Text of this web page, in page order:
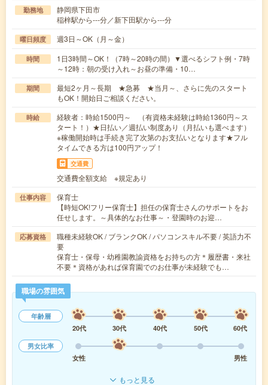
勤務地
静岡県下田市
稲梓駅から---分／新下田駅から---分
曜日頻度 週3日～OK（月～金）
時間
1日3時間～OK！（7時～20時の間）▼選べるシフト例・7時
～12時：朝の受け入れ～お昼の準備・10…
期間
最短2ヶ月～長期 ★急募 ★当月～、さらに先のスタート
もOK！開始日ご相談ください。
時給
経験者：時給1500円～ （有資格未経験は時給1360円～ス
タート！）★日払い／週払い制度あり（月払いも選べます）
※稼働開始時は手続き完了次第のお支払いとなります★フル
タイムできる方は100円アップ！
交通費
交通費全額支給 ※規定あり
仕事内容
保育士
【時短OK!フリー保育士】担任の保育士さんのサポートをお
任せします。～具体的なお仕事～・登園時のお迎…
応募資格
職種未経験OK / ブランクOK / パソコンスキル不要 / 英語力不
要
保育士・保母・幼稚園教諭資格をお持ちの方＊履歴書・来社
不要＊資格があれば保育園でのお仕事が未経験でも…
職場の雰囲気
年齢層
20代
30代 40代 50代
60代
男女比率
女性
男性
もっと見る